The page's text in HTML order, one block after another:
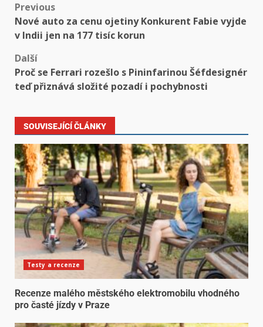
Previous
Nové auto za cenu ojetiny Konkurent Fabie vyjde
v Indii jen na 177 tisíc korun
Další
Proč se Ferrari rozešlo s Pininfarinou Šéfdesignér
teď přiznává složité pozadí i pochybnosti
SOUVISEJÍCÍ ČLÁNKY
Testy a recenze
Recenze malého městského elektromobilu vhodného
pro časté jízdy v Praze